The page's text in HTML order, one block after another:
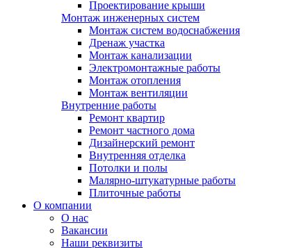
Проектирование крыши
Монтаж инженерных систем
Монтаж систем водоснабжения
Дренаж участка
Монтаж канализации
Электромонтажные работы
Монтаж отопления
Монтаж вентиляции
Внутренние работы
Ремонт квартир
Ремонт частного дома
Дизайнерский ремонт
Внутренняя отделка
Потолки и полы
Малярно-штукатурные работы
Плиточные работы
О компании
О нас
Вакансии
Наши реквизиты